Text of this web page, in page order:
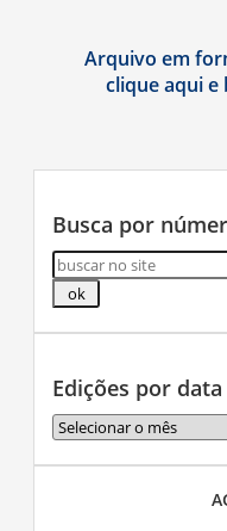
Arquivo em
clique aqui e
Busca por
Edições por data
Edições
por
data